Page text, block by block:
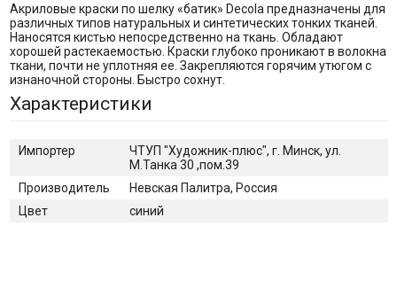
Акриловые краски по шелку «батик» Decola предназначены для
различных типов натуральных и синтетических тонких тканей.
Наносятся кистью непосредственно на ткань. Обладают
хорошей растекаемостью. Краски глубоко проникают в волокна
ткани, почти не уплотняя ее. Закрепляются горячим утюгом с
изнаночной стороны. Быстро сохнут.
Характеристики
Импортер
ЧТУП "Художник-плюс", г. Минск, ул.
М.Танка 30 ,пом.39
Производитель
Невская Палитра, Россия
Цвет
синий